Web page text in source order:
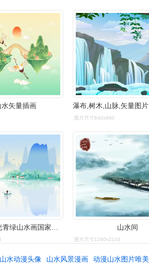
水矢量插画
图片尺寸640x960
中国风田园风光青绿山水画国家地理江南水乡世外桃源桂林背景插画 山水间
图片尺寸1280x2133
山水动漫头像 山水风景漫画 动漫山水图片唯美